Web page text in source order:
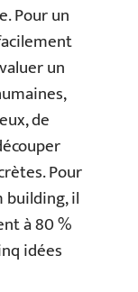
Pour un
un
de
Pour
il
à 80 %
idées